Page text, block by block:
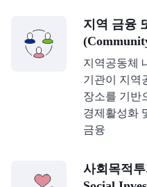
지역 금융
지역공동체
기관이 지역
장소를 기반
경제활성화
금융
사회목적